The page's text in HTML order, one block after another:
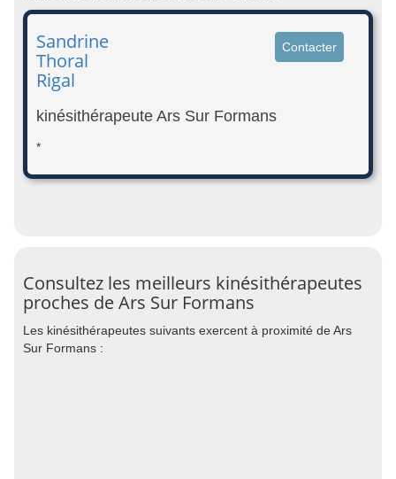
Sandrine
Thoral
Rigal
Contacter
kinésithérapeute Ars Sur Formans
*
Consultez les meilleurs kinésithérapeutes
proches de Ars Sur Formans
Les kinésithérapeutes suivants exercent à proximité de Ars
Sur Formans :